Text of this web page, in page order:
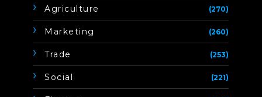
Agriculture (270)
Marketing (260)
Trade (253)
Social (221)